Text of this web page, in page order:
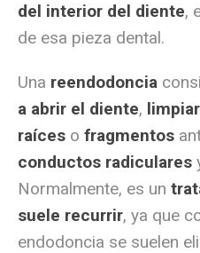
del interior del diente,
de esa pieza dental.
Una reendodoncia
a abrir el diente,
raíces o fragmentos
conductos radiculares
Normalmente, es un
suele recurrir, ya que
endodoncia se suelen